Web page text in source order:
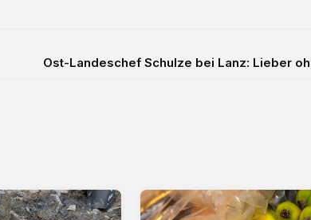
Ost-Landeschef Schulze bei Lanz: Lieber